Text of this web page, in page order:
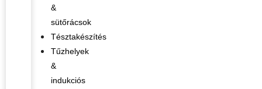
&
sütőrácsok
Tésztakészítés
Tűzhelyek
&
indukciós